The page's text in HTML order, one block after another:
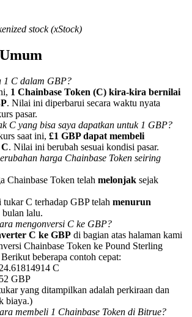
untuk mendapatkan imbalan tunai
stock (xStock)
1 C dalam GBP?
1 Chainbase Token (C) kira-kira bernilai
. Nilai ini diperbarui secara waktu nyata
pasar.
C yang bisa saya dapatkan untuk 1 GBP?
saat ini, £1 GBP dapat membeli
. Nilai ini berubah sesuai kondisi pasar.
harga Chainbase Token seiring
Chainbase Token telah melonjak sejak
C terhadap GBP telah menurun
lalu.
mengonversi C ke GBP?
C ke GBP di bagian atas halaman kami
Chainbase Token ke Pound Sterling
beberapa contoh cepat:
C
GBP
yang ditampilkan adalah perkiraan dan
biaya.)
membeli 1 Chainbase Token di Bitrue?